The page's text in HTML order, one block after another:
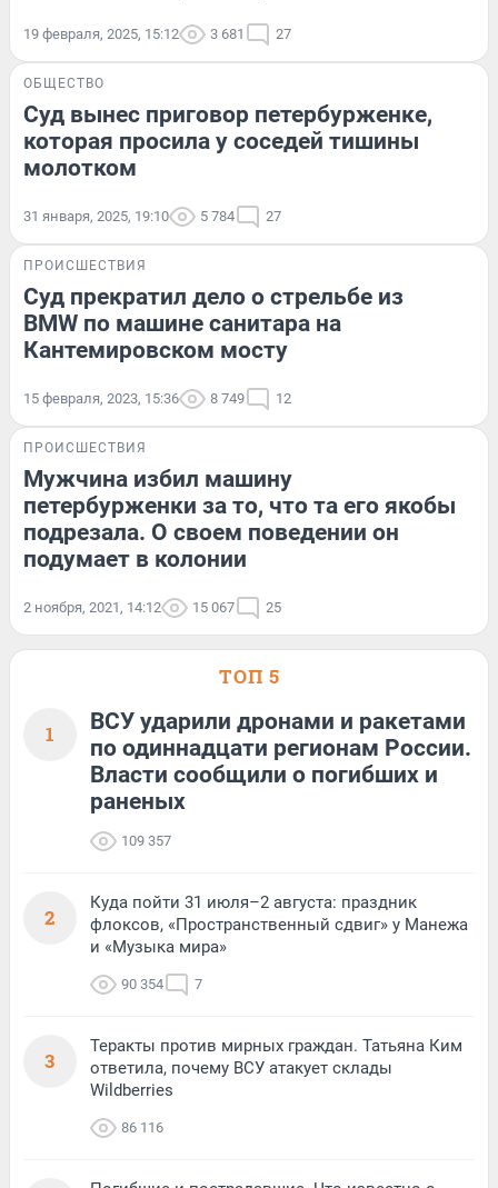
19 февраля, 2025, 15:12 3 681 27
ОБЩЕСТВО
Суд вынес приговор петербурженке,
которая просила у соседей тишины
молотком
31 января, 2025, 19:10 5 784 27
ПРОИСШЕСТВИЯ
Суд прекратил дело о стрельбе из
BMW по машине санитара на
Кантемировском мосту
15 февраля, 2023, 15:36 8 749 12
ПРОИСШЕСТВИЯ
Мужчина избил машину
петербурженки за то, что та его якобы
подрезала. О своем поведении он
подумает в колонии
2 ноября, 2021, 14:12 15 067 25
ТОП 5
1
ВСУ ударили дронами и ракетами
по одиннадцати регионам России.
Власти сообщили о погибших и
раненых
109 357
2
Куда пойти 31 июля–2 августа: праздник
флоксов, «Пространственный сдвиг» у Манежа
и «Музыка мира»
90 354 7
3
Теракты против мирных граждан. Татьяна Ким
ответила, почему ВСУ атакует склады
Wildberries
86 116